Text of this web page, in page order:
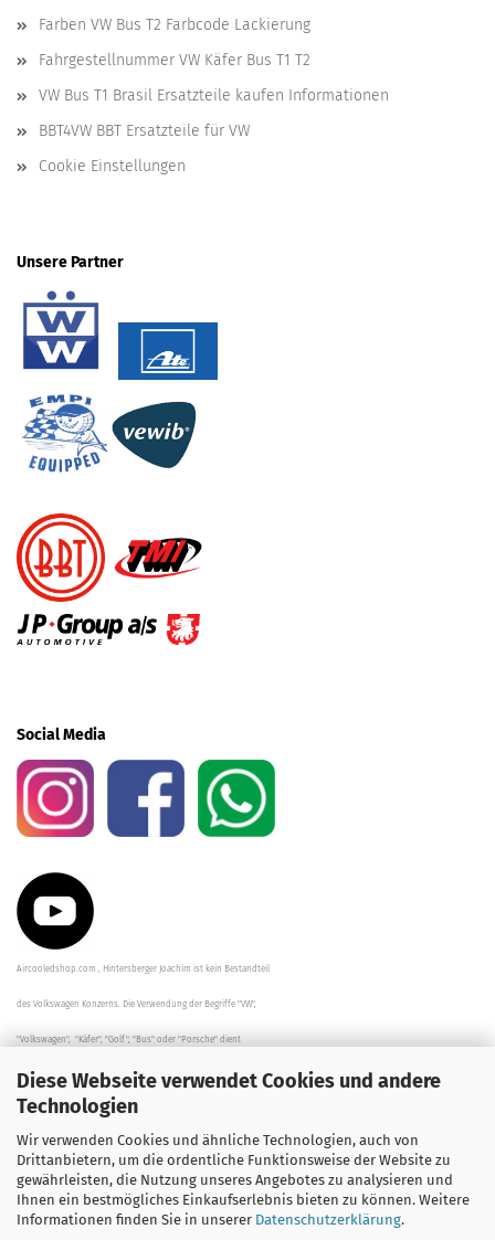
Diese Webseite verwendet Cookies und andere
Technologien
Wir verwenden Cookies und ähnliche Technologien, auch von
Drittanbietern, um die ordentliche Funktionsweise der Website zu
gewährleisten, die Nutzung unseres Angebotes zu analysieren und
Ihnen ein bestmögliches Einkaufserlebnis bieten zu können. Weitere
Informationen finden Sie in unserer Datenschutzerklärung.
Farben VW Bus T2 Farbcode Lackierung
Fahrgestellnummer VW Käfer Bus T1 T2
VW Bus T1 Brasil Ersatzteile kaufen Informationen
BBT4VW BBT Ersatzteile für VW
Cookie Einstellungen
Unsere Partner
Social Media
Aircooledshop.com , Hintersberger Joachim ist kein Bestandteil
des Volkswagen Konzerns. Die Verwendung der Begriffe "VW",
"Volkswagen", "Käfer", "Golf", "Bus" oder "Porsche" dient
der Beschreibung der Teile und stellt in keinem Fall eine direkte
Verbindung zu dem Unternehmen "Volkswagen" her/da.
Die Beschreibungen, Zeichnungen und Angaben zur
Verwendung sind sorgfältig überprüft worden.